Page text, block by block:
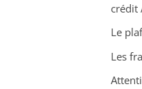
crédit
Le
Les